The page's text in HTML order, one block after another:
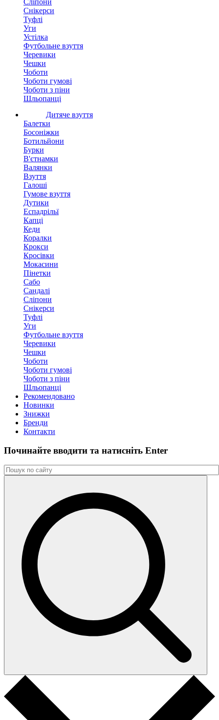
Сліпони
Снікерси
Туфлі
Уги
Устілка
Футбольне взуття
Черевики
Чешки
Чоботи
Чоботи гумові
Чоботи з піни
Шльопанці
Дитяче взуття
Балетки
Босоніжки
Ботильйони
Бурки
В'єтнамки
Валянки
Взуття
Галоші
Гумове взуття
Дутики
Еспадрільї
Капці
Кеди
Коралки
Крокси
Кросівки
Мокасини
Пінетки
Сабо
Сандалі
Сліпони
Снікерси
Туфлі
Уги
Футбольне взуття
Черевики
Чешки
Чоботи
Чоботи гумові
Чоботи з піни
Шльопанці
Рекомендовано
Новинки
Знижки
Бренди
Контакти
Починайте вводити та натиснiть Enter